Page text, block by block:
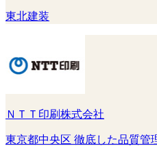
東北建装
ＮＴＴ印刷株式会社
東京都中央区 徹底した品質管